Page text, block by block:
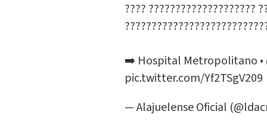
???? ????????????????????
➡️ Hospital Metropolitano •
pic.twitter.com/Yf2TSgV209
— Alajuelense Oficial